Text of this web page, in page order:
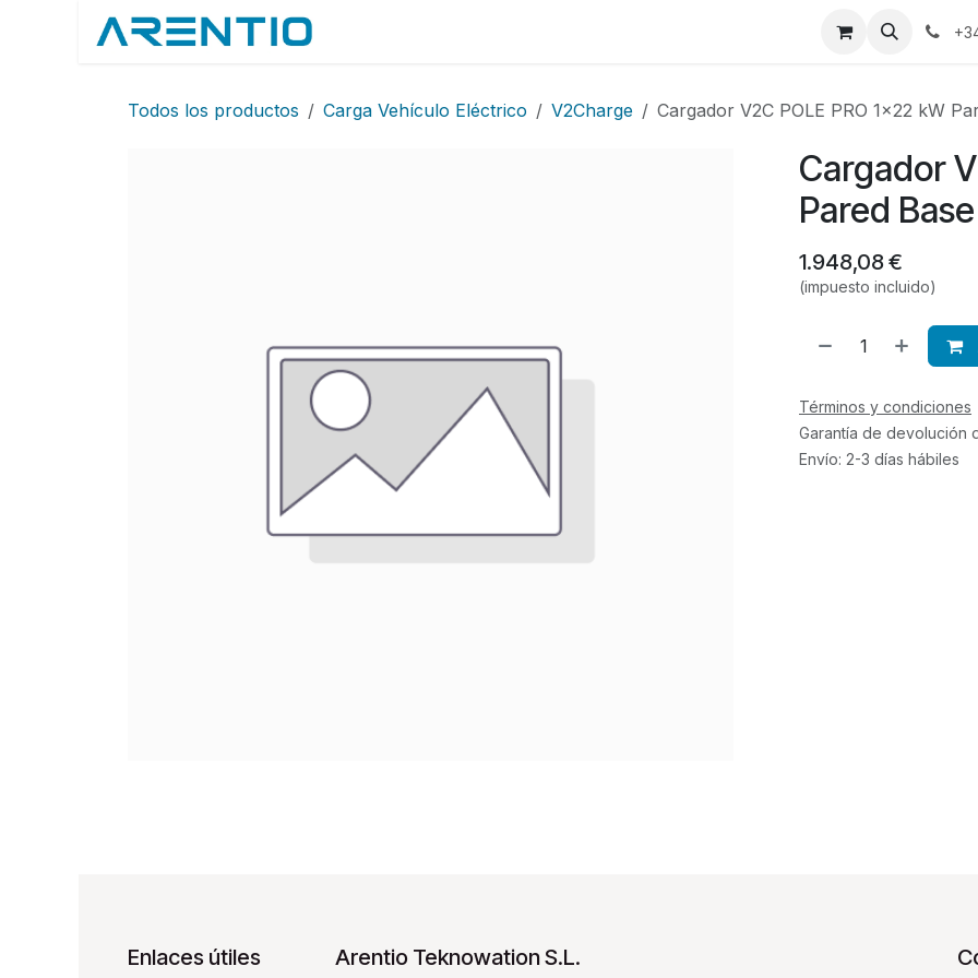
Ir al contenido
Todos los productos Carga Vehículo Eléctrico V2Charge Cargador V2C POLE PRO 1x22 kW
Cargador
Pared
1.948,08€
(impuesto incluido)
Términos y condiciones
Garantía de devolución
Envío: 2-3 días hábiles
Enlaces útiles Arentio Teknowation S.L.